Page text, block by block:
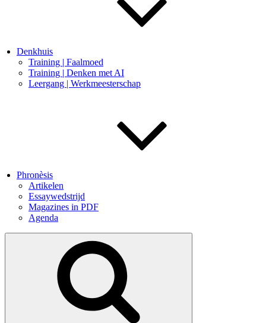
Denkhuis
Training | Faalmoed
Training | Denken met AI
Leergang | Werkmeesterschap
Phronèsis
Artikelen
Essaywedstrijd
Magazines in PDF
Agenda